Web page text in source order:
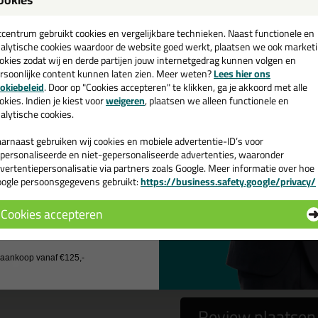
gebruiken het e-mailadres alleen om contact op te nemen bij vragen)
nee
gebruikt cookies en vergelijkbare technieken. Naast functionele en
cookies waardoor de website goed werkt, plaatsen we ook
zodat wij en derde partijen jouw internetgedrag kunnen volgen en
content kunnen laten zien. Meer weten?Lees hier ons
. Door op "Cookies accepteren" te klikken, ga je akkoord met alle
Indien je kiest voorweigeren, plaatsen we alleen functionele en
cookies.
gebruiken wij cookies en mobiele advertentie-ID’s voor
en niet-gepersonaliseerde advertenties, waaronder
via partners zoals Google. Meer informatie over hoe
persoonsgegevens gebruikt:https://business.safety.google/privacy/
Cookies accepteren
💚
en ontvang een
€35,-bij je eerste bestelling!
de actiecode ›
geen cadeau
vanaf €125,-